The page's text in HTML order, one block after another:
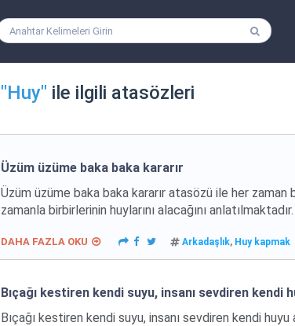
"Huy" ile ilgili atasözleri
Üzüm üzüme baka baka kararır
Üzüm üzüme baka baka kararır atasözü ile her zaman
zamanla birbirlerinin huylarını alacağını
DAHA FAZLA OKU Arkadaşlık, Huy kapmak
Bıçağı kestiren kendi suyu, insanı sevdiren kendi
Bıçağı kestiren kendi suyu, insanı sevdiren kendi